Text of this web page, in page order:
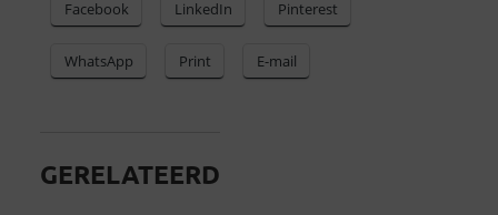
Facebook LinkedIn Pinterest
WhatsApp Print E-mail
GERELATEERD